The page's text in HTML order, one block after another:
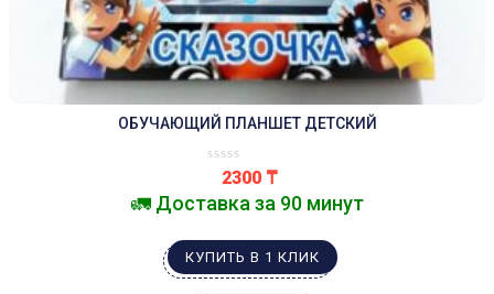
ОБУЧАЮЩИЙ ПЛАНШЕТ ДЕТСКИЙ
2300 ₸
🚛 Доставка за 90 минут
КУПИТЬ В 1 КЛИК